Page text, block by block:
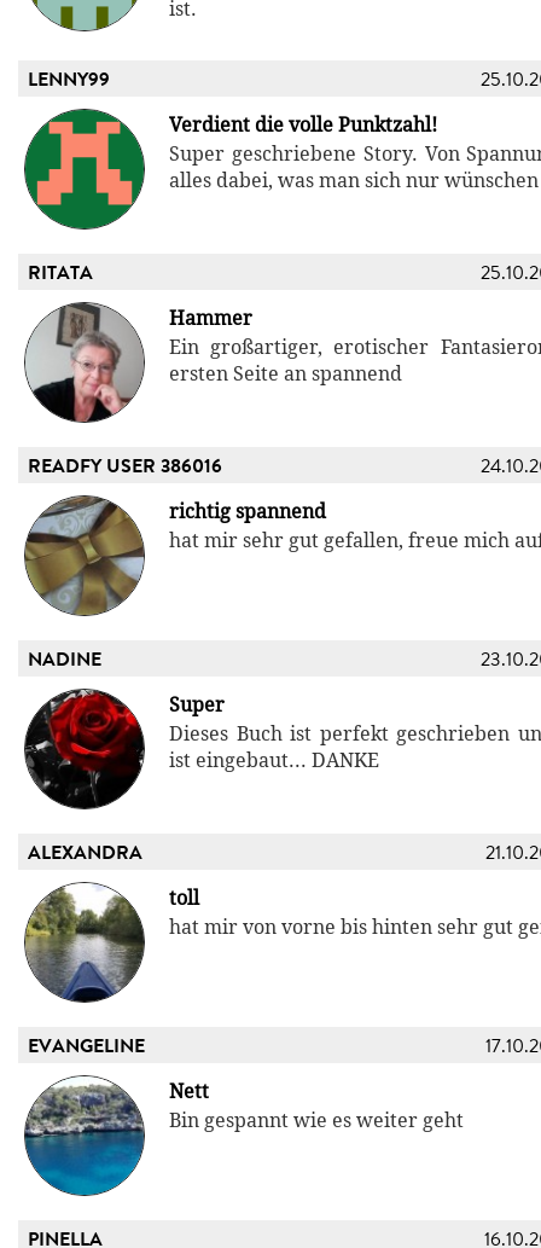
ist.
LENNY99
Verdient die volle Punktzahl!
Super geschriebene Story. Von
alles dabei, was man sich nur
RITATA
Hammer
Ein großartiger, erotischer
ersten Seite an spannend
READFY USER 386016
richtig spannend
hat mir sehr gut gefallen, freue mich
NADINE
Super
Dieses Buch ist perfekt geschrieben
ist eingebaut... DANKE
ALEXANDRA
toll
hat mir von vorne bis hinten sehr gut
EVANGELINE
Nett
Bin gespannt wie es weiter geht
PINELLA